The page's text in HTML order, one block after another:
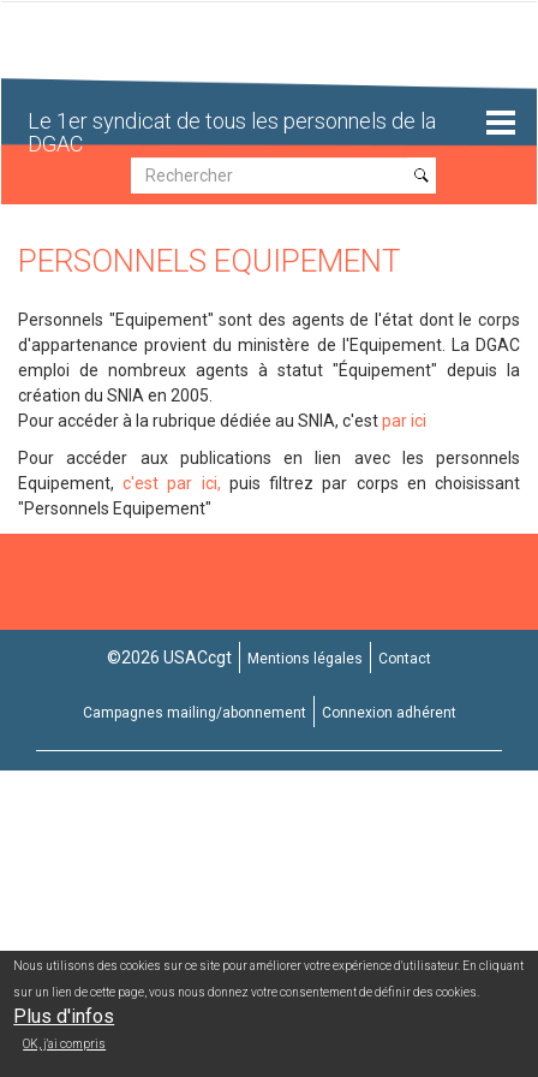
Le 1er syndicat de tous les personnels de la
DGAC
Recherche
Recherche
PERSONNELS EQUIPEMENT
Personnels "Equipement" sont des agents de l'état dont le corps
d'appartenance provient du ministère de l'Equipement. La DGAC
emploi de nombreux agents à statut "Équipement" depuis la
création du SNIA en 2005.
Pour accéder à la rubrique dédiée au SNIA, c'estpar ici
Pour accéder aux publications en lien avec les personnels
Equipement,c'est par ici, puis filtrez par corps en choisissant
"Personnels Equipement"
©2026 USACcgt Mentions légales Contact
Campagnes mailing/abonnement Connexion adhérent
Nous utilisons des cookies sur ce site pour améliorer votre expérience d'utilisateur. En cliquant
sur un lien de cette page, vous nous donnez votre consentement de définir des cookies.
Plus d'infos
OK, j'ai compris